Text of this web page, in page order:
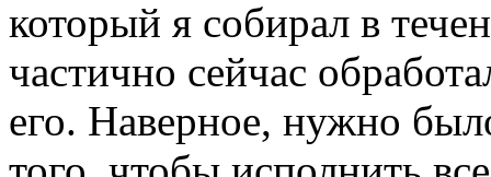
который я собирал в
частично сейчас
его. Наверное, нужно